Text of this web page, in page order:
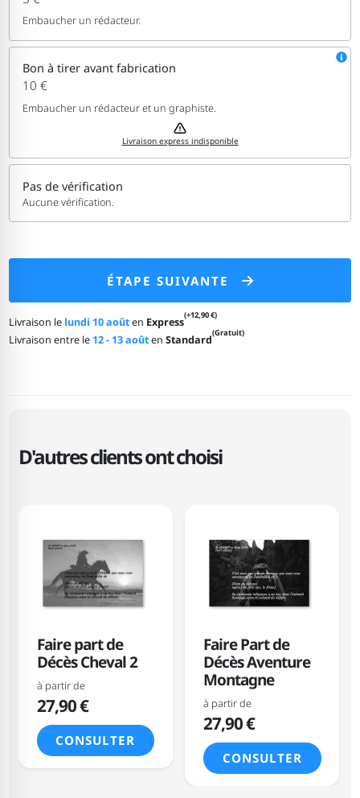
Embaucher un rédacteur.
Bon à tirer avant fabrication
10 €
Embaucher un rédacteur et un graphiste.
Livraison express indisponible
Pas de vérification
Aucune vérification.
ÉTAPE SUIVANTE
Livraison le lundi 10 aoûten Express(+12,90 €)
Livraison entre le 12 - 13 aoûtenStandard(Gratuit)
D'autres clients ont choisi
Faire part de
Décès Cheval 2
à partir de
27,90 €
CONSULTER
Faire Part de
Décès Aventure
Montagne
à partir de
27,90 €
CONSULTER